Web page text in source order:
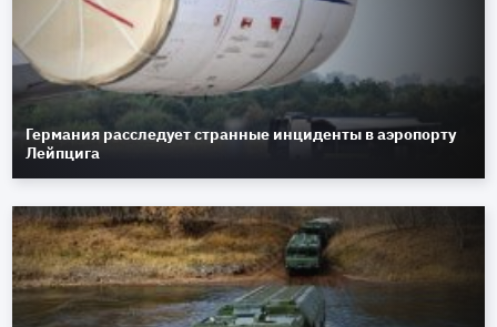
Германия расследует странные инциденты в аэропорту
Лейпцига